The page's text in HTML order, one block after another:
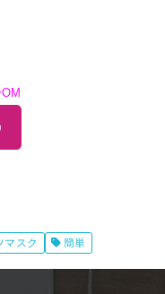
マスク 簡単